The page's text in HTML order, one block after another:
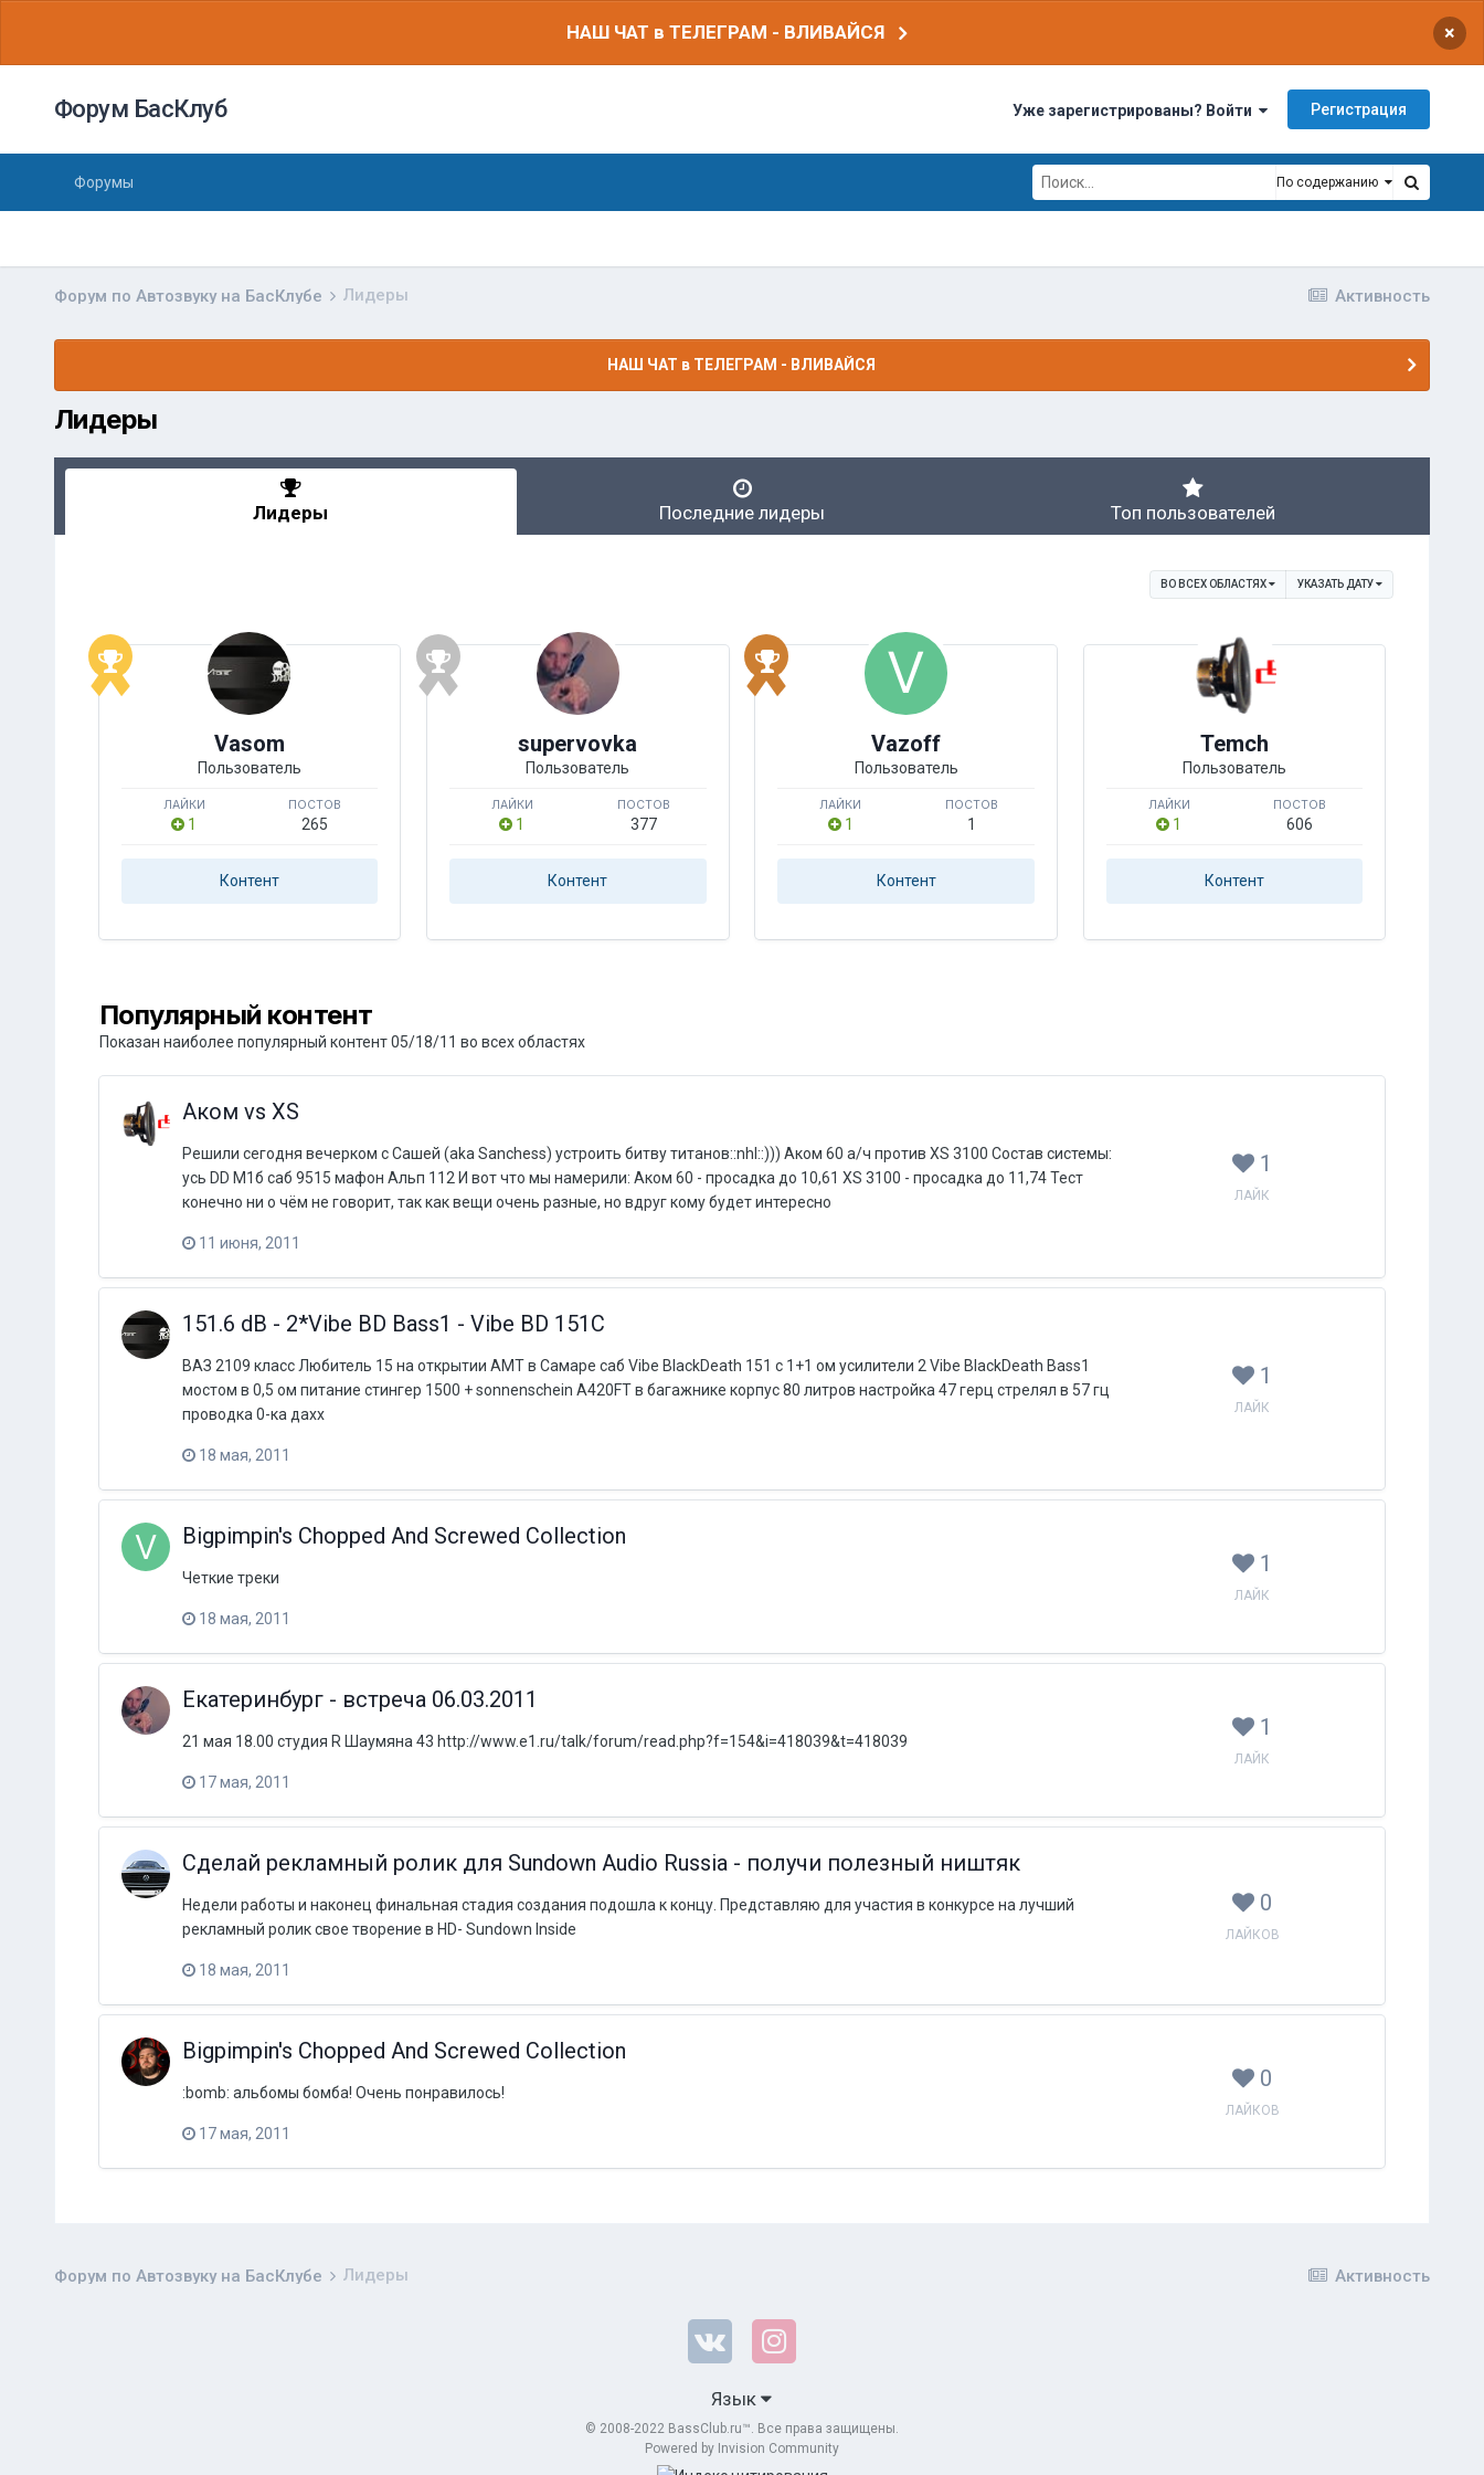
НАШ ЧАТ в ТЕЛЕГРАМ - ВЛИВАЙСЯ ×
Форум БасКлуб Уже зарегистрированы? Войти Регистрация
Форумы По содержанию
Активность
Форум по Автозвуку на БасКлубе Лидеры
НАШ ЧАТ в ТЕЛЕГРАМ - ВЛИВАЙСЯ
Лидеры
Лидеры Последние лидеры Топ пользователей
ВО ВСЕХ ОБЛАСТЯХ УКАЗАТЬ ДАТУ
Vasom
Пользователь
ЛАЙКИ
1
ПОСТОВ
265
Контент
supervovka
Пользователь
ЛАЙКИ
1
ПОСТОВ
377
Контент
Vazoff
Пользователь
ЛАЙКИ
1
ПОСТОВ
1
Контент
Temch
Пользователь
ЛАЙКИ
1
ПОСТОВ
606
Контент
Популярный контент
Показан наиболее популярный контент 05/18/11 во всех областях
Аком vs XS
Решили сегодня вечерком с Сашей (aka Sаnchess) устроить битву титанов::nhl::))) Аком 60 а/ч против XS 3100 Состав системы:
усь DD М1б саб 9515 мафон Альп 112 И вот что мы намерили: Аком 60 - просадка до 10,61 XS 3100 - просадка до 11,74 Тест
конечно ни о чём не говорит, так как вещи очень разные, но вдруг кому будет интересно
11 июня, 2011
1
ЛАЙК
151.6 dB - 2*Vibe BD Bass1 - Vibe BD 151C
ВАЗ 2109 класс Любитель 15 на открытии АМТ в Самаре саб Vibe BlackDeath 151 c 1+1 ом усилители 2 Vibe BlackDeath Bass1
мостом в 0,5 ом питание стингер 1500 + sonnenschein A420FT в багажнике корпус 80 литров настройка 47 герц стрелял в 57 гц
проводка 0-ка дахх
18 мая, 2011
1
ЛАЙК
Bigpimpin's Chopped And Screwed Collection
Четкие треки
18 мая, 2011
1
ЛАЙК
Екатеринбург - встреча 06.03.2011
21 мая 18.00 студия R Шаумяна 43 http://www.e1.ru/talk/forum/read.php?f=154&i=418039&t=418039
17 мая, 2011
1
ЛАЙК
Сделай рекламный ролик для Sundown Audio Russia - получи полезный ништяк
Недели работы и наконец финальная стадия создания подошла к концу. Представляю для участия в конкурсе на лучший
рекламный ролик свое творение в HD- Sundown Inside
18 мая, 2011
0
ЛАЙКОВ
Bigpimpin's Chopped And Screwed Collection
:bomb: альбомы бомба! Очень понравилось!
17 мая, 2011
0
ЛАЙКОВ
Активность
Форум по Автозвуку на БасКлубе Лидеры
Язык
© 2008-2022 BassClub.ru™. Все права защищены.
Powered by Invision Community